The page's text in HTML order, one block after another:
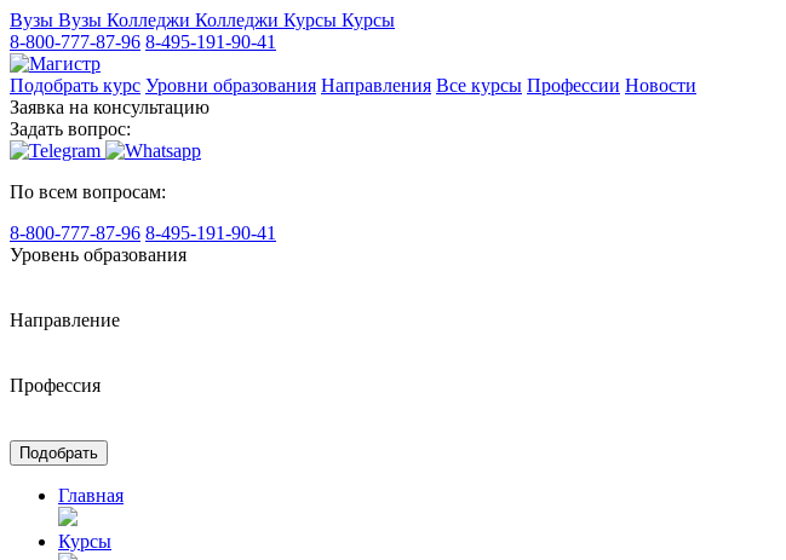
Вузы Вузы Колледжи Колледжи Курсы Курсы
8-800-777-87-96 8-495-191-90-41
Подобрать курс Уровни образования Направления Все курсы Профессии Новости
Заявка на консультацию
Задать вопрос:
По всем вопросам:
8-800-777-87-96 8-495-191-90-41
Уровень образования
Направление
Профессия
Подобрать
Главная
Курсы